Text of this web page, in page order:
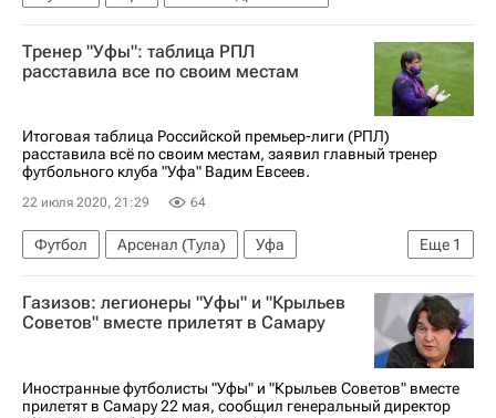
Тренер "Уфы": таблица РПЛ
расставила все по своим местам
Итоговая таблица Российской премьер-лиги (РПЛ)
расставила всё по своим местам, заявил главный тренер
футбольного клуба "Уфа" Вадим Евсеев.
22 июля 2020, 21:29 64
Еще 1
Футбол Арсенал (Тула)
Уфа
Вадим Евсеев
Газизов: легионеры "Уфы" и "Крыльев
Советов" вместе прилетят в Самару
Иностранные футболисты "Уфы" и "Крыльев Советов" вместе
прилетят в Самару 22 мая, сообщил генеральный директор